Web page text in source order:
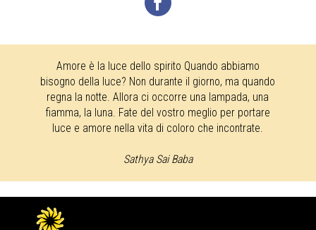
Amore è la luce dello spirito Quando abbiamo
bisogno della luce? Non durante il giorno, ma quando
regna la notte. Allora ci occorre una lampada, una
fiamma, la luna. Fate del vostro meglio per portare
luce e amore nella vita di coloro che incontrate.
Sathya Sai Baba